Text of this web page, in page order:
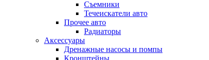
Съемники
Течеискатели авто
Прочее авто
Радиаторы
Аксессуары
Дренажные насосы и помпы
Кронштейны